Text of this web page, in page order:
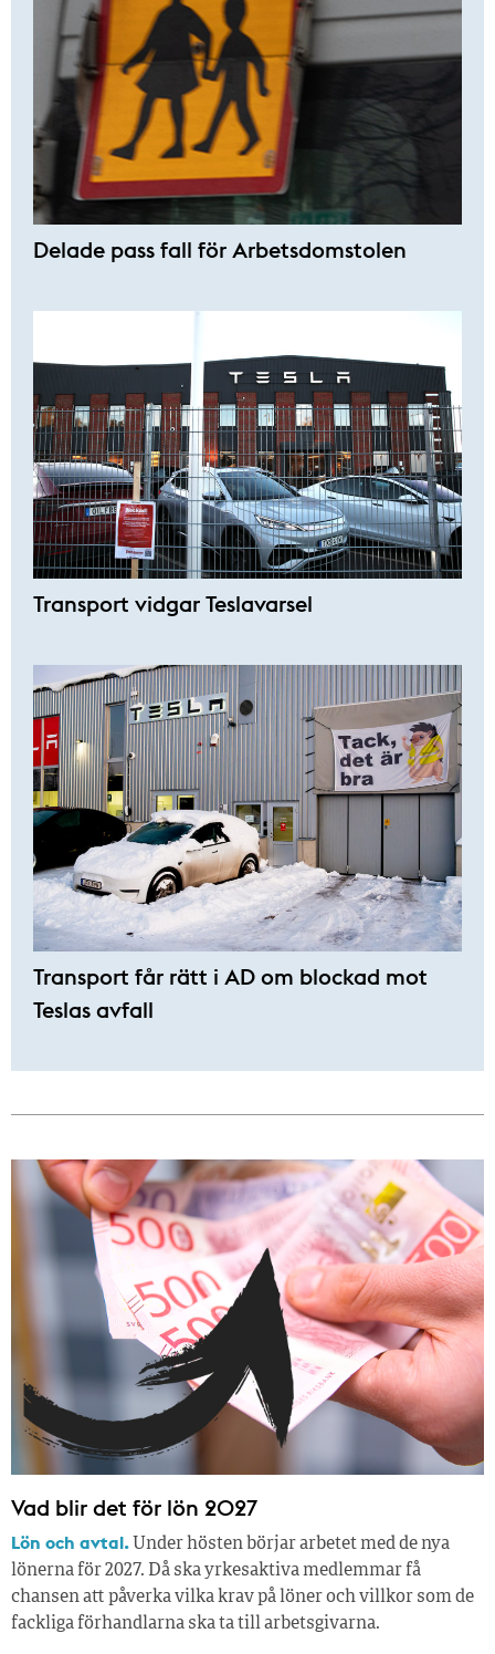
Delade pass fall för Arbetsdomstolen
Transport vidgar Teslavarsel
Transport får rätt i AD om blockad mot
Teslas avfall
Vad blir det för lön 2027
Lön och avtal. Under hösten börjar arbetet med de nya
lönerna för 2027. Då ska yrkesaktiva medlemmar få
chansen att påverka vilka krav på löner och villkor som de
fackliga förhandlarna ska ta till arbetsgivarna.